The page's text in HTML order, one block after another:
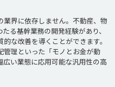
業界に依存しません。不動産、物
る基幹業務の開発経験があり、
な改善を導くことができます。
管理といった「モノとお金が動
広い業態に応用可能な汎用性の高